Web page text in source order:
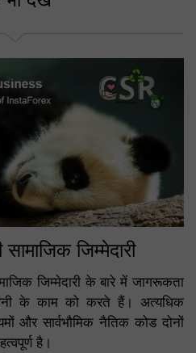
जिम्मेदारी
जिम्मेदारी के बारे में जागरूकता
के काम को करते हैं। अत्यधिक
और सार्वभौमिक नैतिक कोड दोनों
है।